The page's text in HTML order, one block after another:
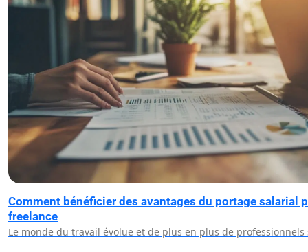
Comment bénéficier des avantages du portage salarial
freelance
Le monde du travail évolue et de plus en plus de